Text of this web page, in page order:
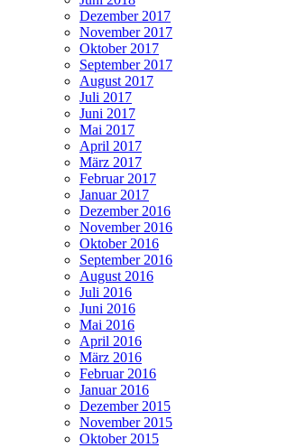
Dezember 2017
November 2017
Oktober 2017
September 2017
August 2017
Juli 2017
Juni 2017
Mai 2017
April 2017
März 2017
Februar 2017
Januar 2017
Dezember 2016
November 2016
Oktober 2016
September 2016
August 2016
Juli 2016
Juni 2016
Mai 2016
April 2016
März 2016
Februar 2016
Januar 2016
Dezember 2015
November 2015
Oktober 2015